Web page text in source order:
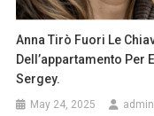
Anna Tirò Fuori Le
Dell’appartamento Per
Sergey.
May 24, 2025 admin